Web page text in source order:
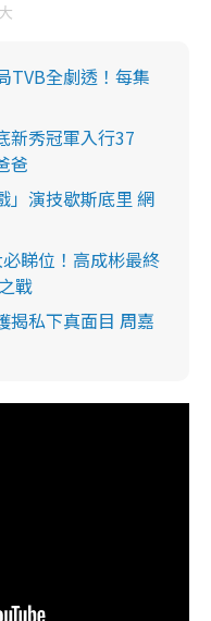
TVB全劇透！每集
新秀冠軍入行37
爸
」演技歇斯底里 網
睇位！高成彬最終
戰
揭私下真面目 周嘉